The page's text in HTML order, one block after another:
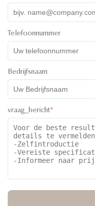
Telefoonnummer
Bedrijfsnaam
vraag_bericht*